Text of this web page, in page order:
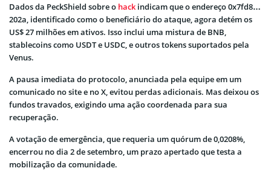
Dados da PeckShield sobre o hack indicam que o endereço 0x7fd8…
202a, identificado como o beneficiário do ataque, agora detém os
US$ 27 milhões em ativos. Isso inclui uma mistura de BNB,
stablecoinscomo USDT e USDC, e outros tokens suportados pela
Venus.
A pausa imediata do protocolo, anunciada pela equipe em um
comunicado no site e no X, evitou perdas adicionais. Mas deixou os
fundos travados, exigindo uma ação coordenada para sua
recuperação.
A votação de emergência, que requeria um quórum de 0,0208%,
encerrou no dia 2 de setembro, um prazo apertado que testa a
mobilização da comunidade.